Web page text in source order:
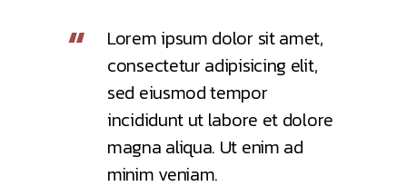
Lorem ipsum dolor sit amet,
consectetur adipisicing elit,
sed eiusmod tempor
incididunt ut labore et dolore
magna aliqua. Ut enim ad
minim veniam.